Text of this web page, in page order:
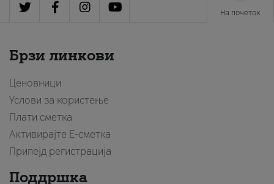
На почеток
Брзи линкови
Ценовници
Услови за користење
Плати сметка
Активирајте Е-сметка
Припејд регистрација
Поддршка